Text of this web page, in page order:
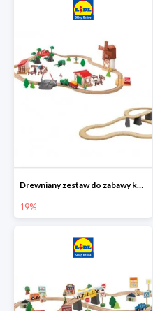
Drewniany zestaw do zabawy kolejką - farma i wiadukt
19%